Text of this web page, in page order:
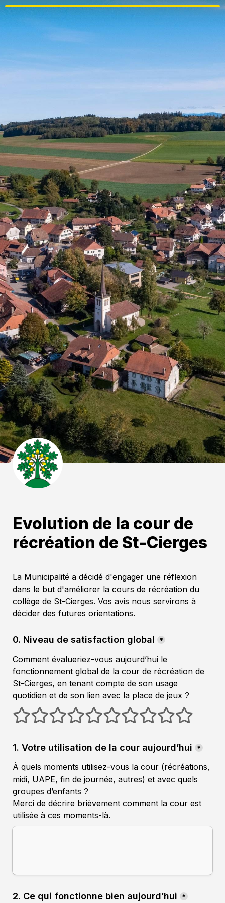
Evolution de la cour de
récréation de St-Cierges
La Municipalité a décidé d'engager une réflexion
dans le but d'améliorer la cours de récréation du
collège de St-Cierges. Vos avis nous servirons à
décider des futures orientations.
0. Niveau de satisfaction global *
Comment évalueriez-vous aujourd’hui le
fonctionnement global de la cour de récréation de
St-Cierges, en tenant compte de son usage
1 étoiles2 étoiles3 étoiles4 étoiles5 étoiles6 étoiles7 étoiles8 étoiles9 étoiles10 étoiles
1. Votre utilisation de la cour aujourd’hui *
À quels moments utilisez-vous la cour (récréations,
midi, UAPE, fin de journée, autres) et avec quels
groupes d’enfants ?
Merci de décrire brièvement comment la cour est
utilisée à ces moments-là.
2. Ce qui fonctionne bien aujourd’hui *